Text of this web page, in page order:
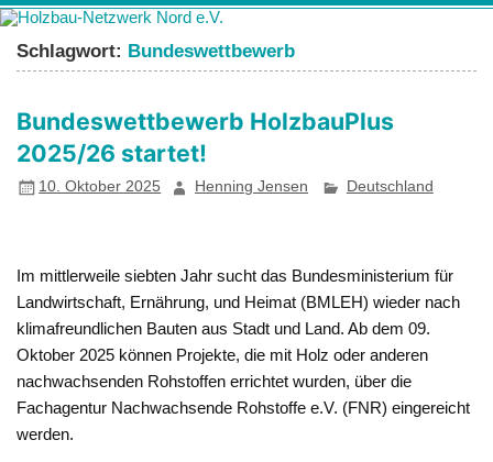
Zum
Inhalt
springen
Holzbau-
Netzwerk Nord
Förderung von Bildung im Themenfeld "Holz als klimafreundlicher
und ressourcenschonender Baustoff"
Schlagwort: Bundeswettbewerb
Bundeswettbewerb HolzbauPlus
2025/26 startet!
10. Oktober 2025 Henning Jensen Deutschland
Im mittlerweile siebten Jahr sucht das Bundesministerium für
Landwirtschaft, Ernährung, und Heimat (BMLEH) wieder nach
klimafreundlichen Bauten aus Stadt und Land. Ab dem 09.
Oktober 2025 können Projekte, die mit Holz oder anderen
nachwachsenden Rohstoffen errichtet wurden, über die
Fachagentur Nachwachsende Rohstoffe e.V. (FNR) eingereicht
werden.